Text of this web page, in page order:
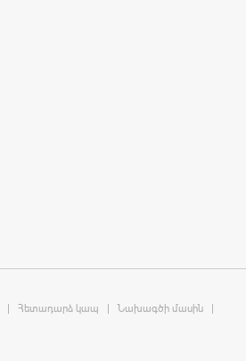
| Հետադարձ կապ |Նախագծի մասին |